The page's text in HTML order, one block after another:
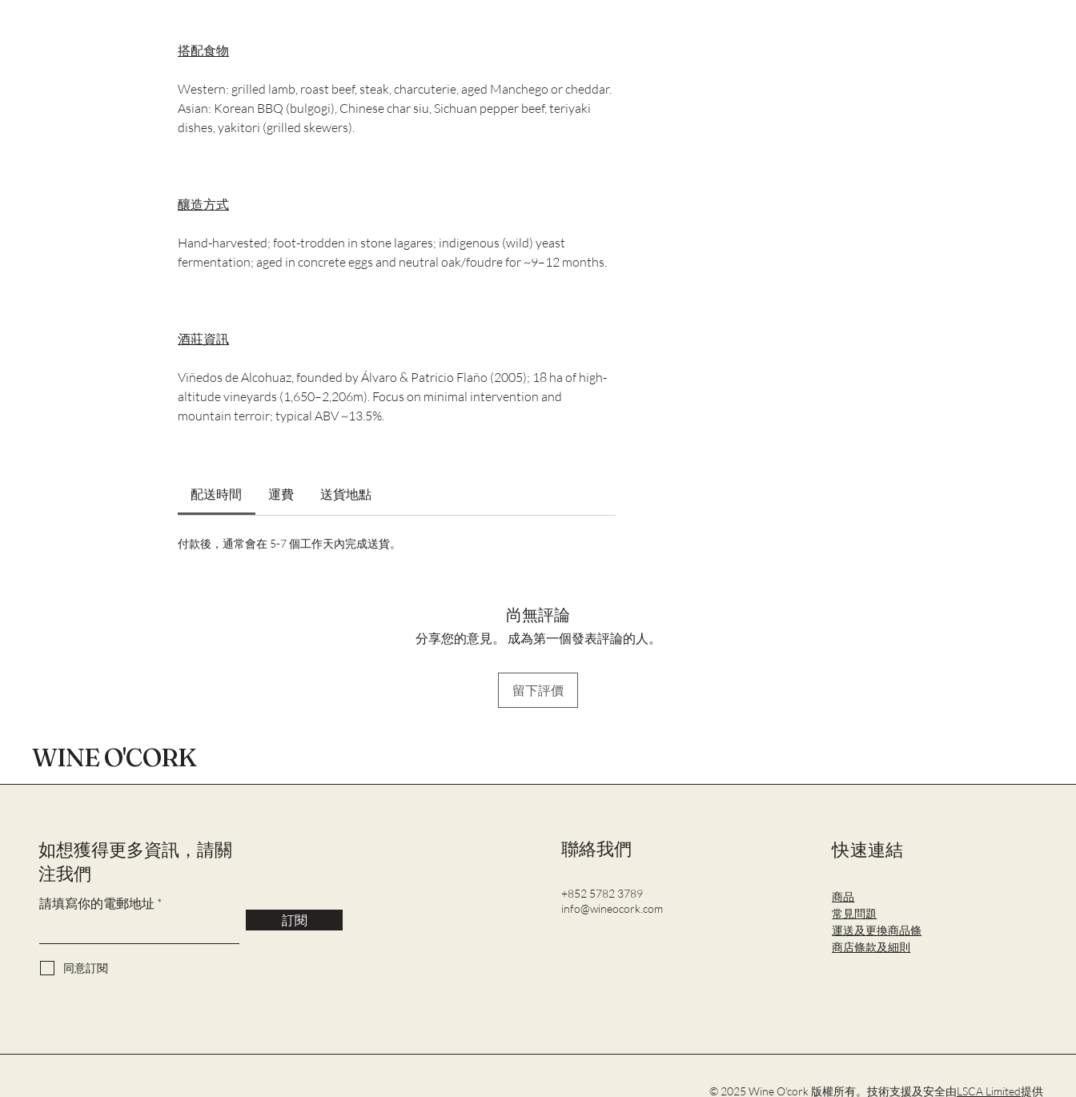
搭配食物
Western: grilled lamb, roast beef, steak, charcuterie, aged Manchego or cheddar.
Asian: Korean BBQ (bulgogi), Chinese char siu, Sichuan pepper beef, teriyaki
dishes, yakitori (grilled skewers).
釀造方式
Hand-harvested; foot-trodden in stone lagares; indigenous (wild) yeast
fermentation; aged in concrete eggs and neutral oak/foudre for ~9–12 months.
酒莊資訊
Viñedos de Alcohuaz, founded by Álvaro & Patricio Flaño (2005); 18 ha of high-
altitude vineyards (1,650–2,206m). Focus on minimal intervention and
mountain terroir; typical ABV ~13.5%.
配送時間 運費 送貨地點
付款後，通常會在 5-7 個工作天內完成送貨。
尚無評論
分享您的意見。 成為第一個發表評論的人。
留下評價
WINE O'CORK
​如想獲得更多資訊，請關
注我們
請填寫你的電郵地址
訂閱
同意訂閱
聯絡我們
+852 5782 3789
info@wineocork.com
快速連結
商品
​常見問題
運送及更換商品條
商店條款及細則
© 2025 Wine O'cork 版權所有。技術支援及安全由LSCA Limited提供